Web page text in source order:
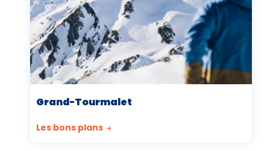
Grand-Tourmalet
Les bons plans